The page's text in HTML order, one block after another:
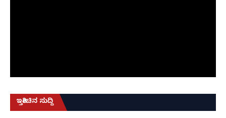
ಇತ್ತೀಚಿನ ಸುದ್ದಿ